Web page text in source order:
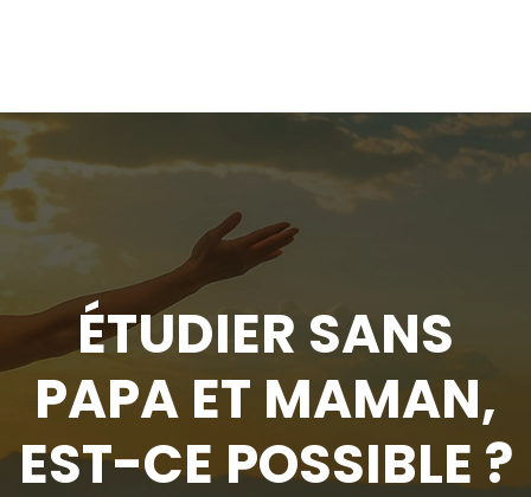
ÉTUDIER SANS
PAPA ET MAMAN,
EST-CE POSSIBLE ?